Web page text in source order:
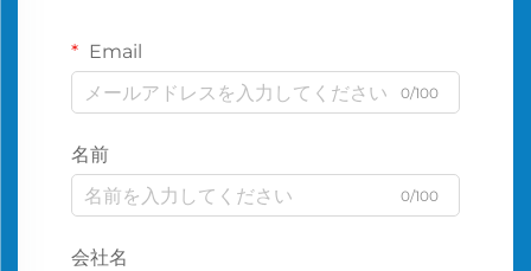
Email
0/100
名前
0/100
会社名